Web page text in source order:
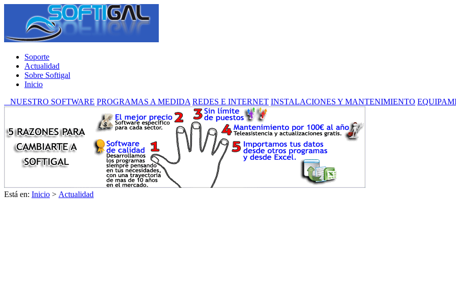
Soporte
Actualidad
Sobre Softigal
Inicio
NUESTRO SOFTWARE PROGRAMAS A MEDIDA REDES E INTERNET INSTALACIONES Y MANTENIMIENTO
Está en: Inicio > Actualidad